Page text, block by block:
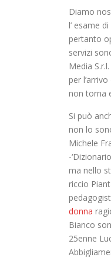
Diamo
l’ esame
pertanto
servizi
Media
per
non torna
Si può
non lo
Michele
-
ma nello
riccio
donna
Bianco
25enne